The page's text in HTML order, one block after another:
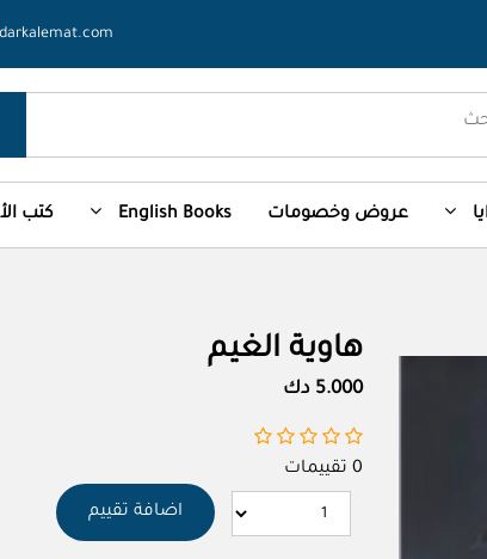
عروض وخصومات English Books كتب
هاوية الغيم
5.000 دك
0 تقييمات
اضافة تقييم